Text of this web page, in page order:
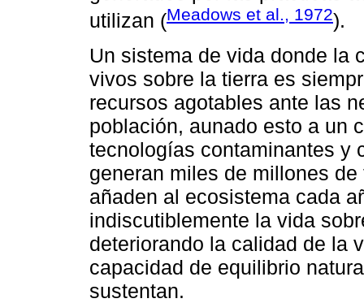
utilizan (Meadows et al., 1972).
Un sistema de vida donde la
vivos sobre la tierra es
recursos agotables ante las
población, aunado esto a un
tecnologías contaminantes y
generan miles de millones
añaden al ecosistema cada
indiscutiblemente la vida
deteriorando la calidad de la
capacidad de equilibrio
sustentan.